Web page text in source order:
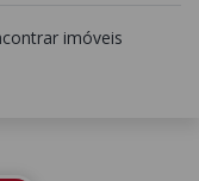
imóveis